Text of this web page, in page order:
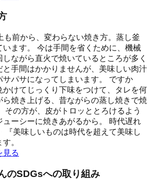
も前から、変わらない焼き方。蒸し釜
います。 今は手間を省くために、機械
ながら直火で焼いているところが多く
と手間はかかりませんが、美味しい肉汁
サパサになってしまいます。 ですか
かけてじっくり下味をつけて、タレを何
ら焼き上げる、昔ながらの蒸し焼きで焼
その方が、皮がトロッととろけるよう
ューシーに焼きあがるから。 時代遅れ
『美味しいものは時代を超えて美味し
。
見る
のSDGsへの取り組み